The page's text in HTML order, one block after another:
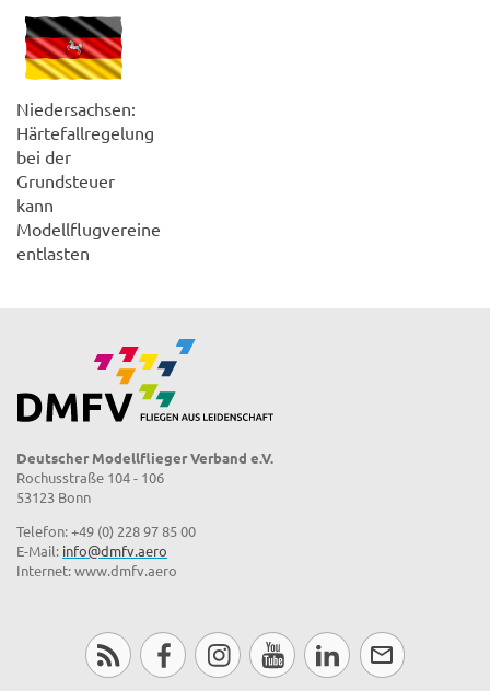
Niedersachsen:
Härtefallregelung
bei der
Grundsteuer
kann
Modellflugvereine
entlasten
Deutscher Modellflieger Verband e.V.
Rochusstraße 104 - 106
53123 Bonn
Telefon: +49 (0) 228 97 85 00
E-Mail: info@dmfv.aero
Internet: www.dmfv.aero